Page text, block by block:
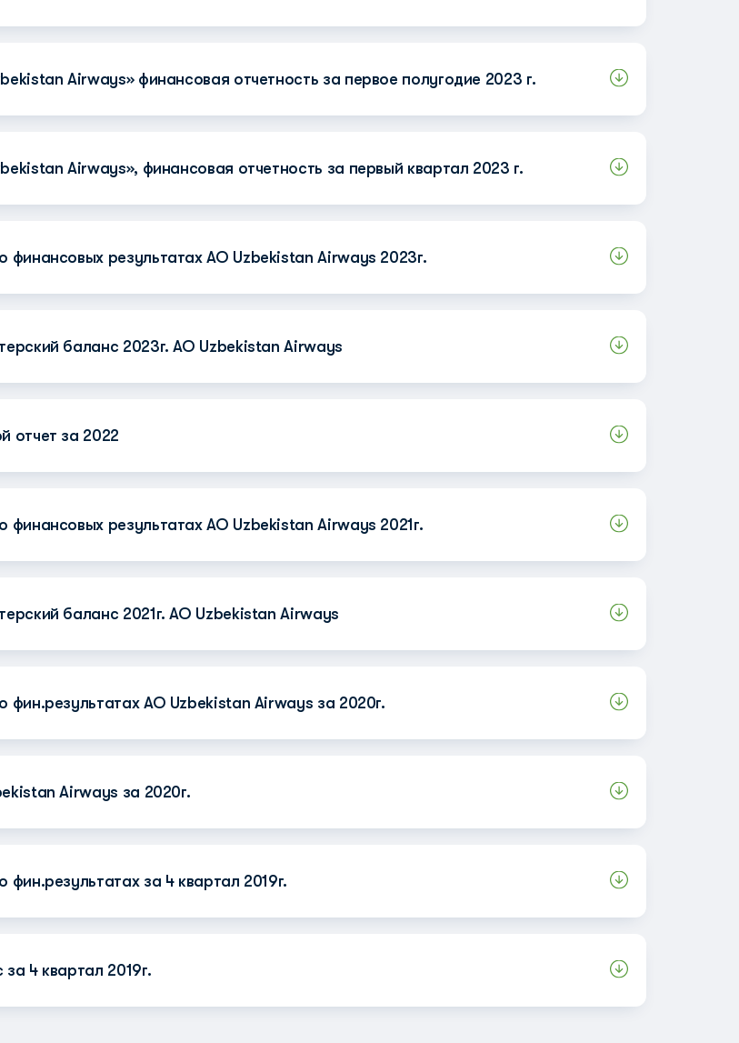
Airways» финансовая отчетность за первое полугодие 2023 г.
Airways», финансовая отчетность за первый квартал 2023 г.
финансовых результатах АО Uzbekistan Airways 2023г.
баланс 2023г. АО Uzbekistan Airways
отчет за 2022
финансовых результатах АО Uzbekistan Airways 2021г.
баланс 2021г. АО Uzbekistan Airways
фин.результатах АО Uzbekistan Airways за 2020г.
Airways за 2020г.
фин.результатах за 4 квартал 2019г.
за 4 квартал 2019г.